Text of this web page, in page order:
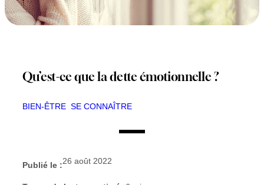
Qu’est-ce que la dette émotionnelle ?
BIEN-ÊTRE SE CONNAÎTRE
Publié le :26 août 2022